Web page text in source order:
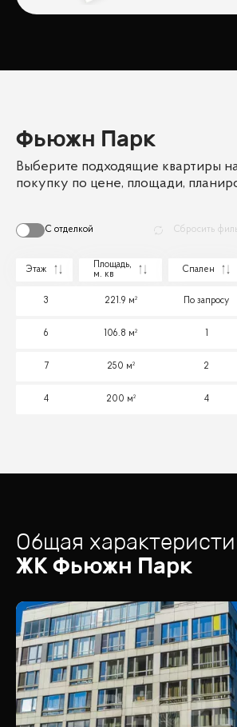
Фьюжн Парк
Выберите подходящие квартиры
покупку по цене, площади,
С отделкой Сбросить
Этаж
Площадь,
м. кв
Спален
3 221.9 м² По запросу
6 106.8 м²
7 250 м² 2
4 200 м² 4
Общая
ЖК Фьюжн Парк